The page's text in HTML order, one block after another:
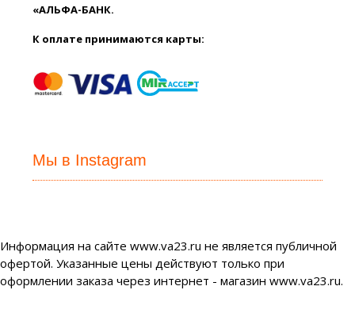
«АЛЬФА-БАНК.
К оплате принимаются карты:
Мы в Instagram
Информация на сайте www.va23.ru не является публичной
офертой. Указанные цены действуют только при
оформлении заказа через интернет - магазин www.va23.ru.